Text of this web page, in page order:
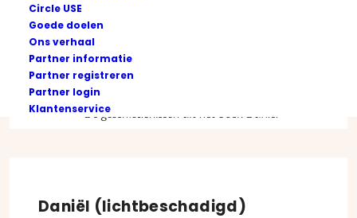
Circle USE
Goede doelen
Ons verhaal
Partner informatie
Partner registreren
Partner login
Klantenservice
Daniël (lichtbeschadigd)